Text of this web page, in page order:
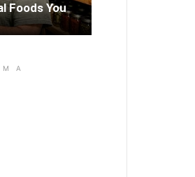
Foods You